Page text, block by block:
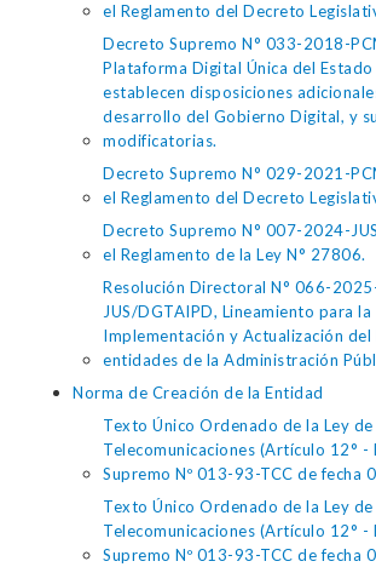
el Reglamento del Decreto
Decreto Supremo N° 033-2018-
Plataforma Digital Única del Estado
establecen disposiciones
desarrollo del Gobierno Digital, y
modificatorias.
Decreto Supremo N° 029-2021-
el Reglamento del Decreto
Decreto Supremo N° 007-2024-
el Reglamento de la Ley N° 27806.
Resolución Directoral N° 066-
JUS/DGTAIPD, Lineamiento para la
Implementación y Actualización del
entidades de la Administración
Norma de Creación de la Entidad
Texto Único Ordenado de la Ley de
Telecomunicaciones (Artículo 12° -
Supremo Nº 013-93-TCC de fecha
Texto Único Ordenado de la Ley de
Telecomunicaciones (Artículo 12° -
Supremo Nº 013-93-TCC de fecha